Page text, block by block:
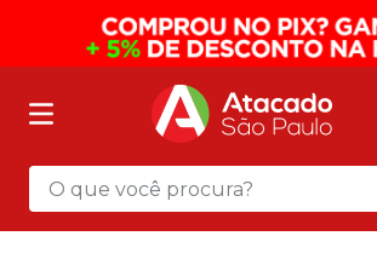
O que você procura?
Termos mais buscados